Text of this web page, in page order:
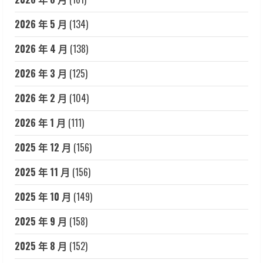
2026 年 5 月 (134)
2026 年 4 月 (138)
2026 年 3 月 (125)
2026 年 2 月 (104)
2026 年 1 月 (111)
2025 年 12 月 (156)
2025 年 11 月 (156)
2025 年 10 月 (149)
2025 年 9 月 (158)
2025 年 8 月 (152)